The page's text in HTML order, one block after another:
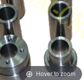
Hover to zoom